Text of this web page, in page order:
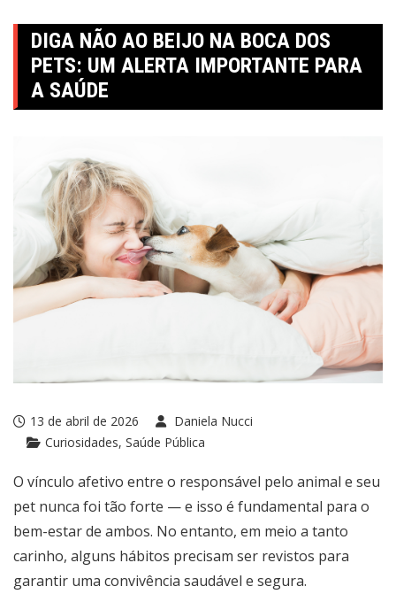
DIGA NÃO AO BEIJO NA BOCA DOS
PETS: UM ALERTA IMPORTANTE PARA
A SAÚDE
13 de abril de 2026
Daniela Nucci
Curiosidades, Saúde Pública
O vínculo afetivo entre o responsável pelo animal e seu
pet nunca foi tão forte — e isso é fundamental para o
bem-estar de ambos. No entanto, em meio a tanto
carinho, alguns hábitos precisam ser revistos para
garantir uma convivência saudável e segura.